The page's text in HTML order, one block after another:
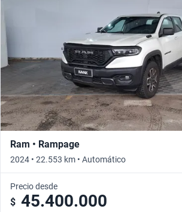
Ram • Rampage
2024 • 22.553 km • Automático
Precio desde
$ 45.400.000